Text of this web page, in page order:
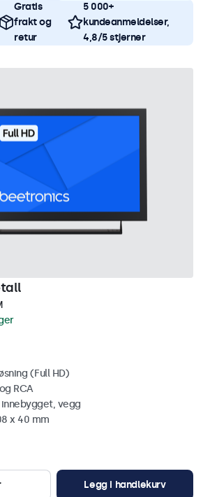
Gratis
frakt og
retur
5 000+
kundeanmeldelser,
4,8/5 stjerner
(Full HD)
RCA
vegg
x 40 mm
Legg i handlekurv